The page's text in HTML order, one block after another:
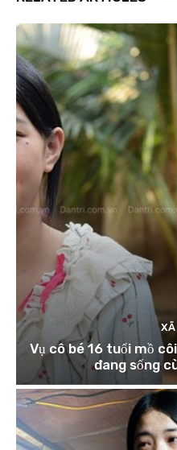
XÃ
Vụ cô bé 16 tuổi mồ
đang sống